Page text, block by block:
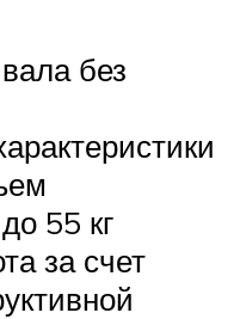
без
55 кг
за счет